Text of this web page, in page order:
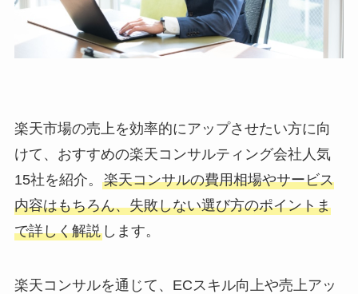
楽天市場の売上を効率的にアップさせたい方に向
けて、おすすめの楽天コンサルティング会社人気
15社を紹介。 楽天コンサルの費用相場やサービス
内容はもちろん、失敗しない選び方のポイントま
で詳しく解説します。
楽天コンサルを通じて、ECスキル向上や売上アッ